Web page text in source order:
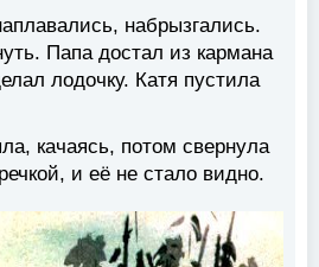
набрызгались.
Папа достал из кармана
лодочку. Катя пустила
качаясь, потом свернула
и её не стало видно.